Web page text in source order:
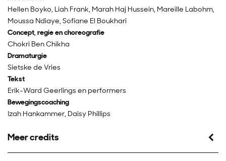
Hellen Boyko, Liah Frank, Marah Haj Hussein, Mareille Labohm,
Moussa Ndiaye, Sofiane El Boukhari
Concept, regie en choreografie
Chokri Ben Chikha
Dramaturgie
Sietske de Vries
Tekst
Erik-Ward Geerlings en performers
Bewegingscoaching
Izah Hankammer, Daisy Phillips
Meer credits